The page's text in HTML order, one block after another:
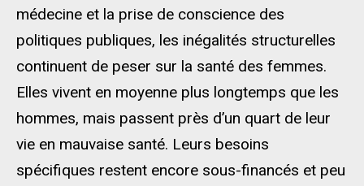
médecine et la prise de conscience des
politiques publiques, les inégalités structurelles
continuent de peser sur la santé des femmes.
Elles vivent en moyenne plus longtemps que les
hommes, mais passent près d’un quart de leur
vie en mauvaise santé. Leurs besoins
spécifiques restent encore sous-financés et peu